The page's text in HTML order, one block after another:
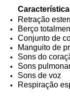
Retração
Berço
Conjunto de
Manguito de
Sons do
Sons
Sons de voz
Respiração